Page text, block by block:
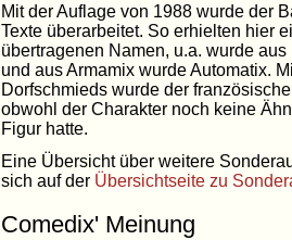
Mit der Auflage von 1988 wurde der
Texte überarbeitet. So erhielten hier
übertragenen Namen, u.a. wurde
und aus Armamix wurde Automatix.
Dorfschmieds wurde der
obwohl der Charakter noch keine
Figur hatte.
Eine Übersicht über weitere
sich auf der Übersichtseite zu
Comedix' Meinung